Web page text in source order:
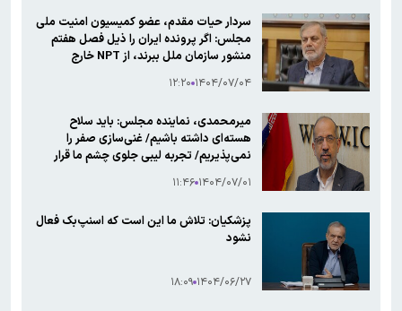
سردار حیات مقدم، عضو کمیسیون امنیت ملی
مجلس: اگر پرونده ایران را ذیل فصل هفتم
منشور سازمان ملل ببرند، از NPT خارج
بازرسان آژانس به ایران است/به لحاظ نظامی از
۱۴۰۴/۰۷/۰۴ ۱۲:۲۰
میرمحمدی، نماینده مجلس: باید سلاح
هسته‌ای داشته باشیم/ غنی‌سازی صفر را
نمی‌پذیریم/ تجربه لیبی جلوی چشم ما قرار
ماشه حاصل خیانت عوامل داخلی دشمن در
۱۴۰۴/۰۷/۰۱ ۱۱:۴۶
پزشکیان: تلاش ما این است که اسنپ‌بک فعال
نشود
۱۴۰۴/۰۶/۲۷ ۱۸:۰۹